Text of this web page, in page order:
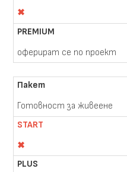
✖
оферират се по проект
Готовност за живеене
✖